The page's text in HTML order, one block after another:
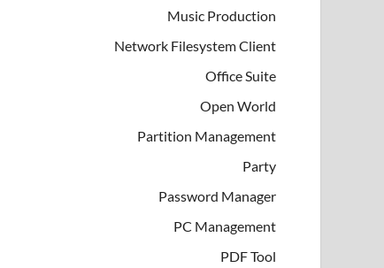
Music Production
Network Filesystem Client
Office Suite
Open World
Partition Management
Party
Password Manager
PC Management
PDF Tool